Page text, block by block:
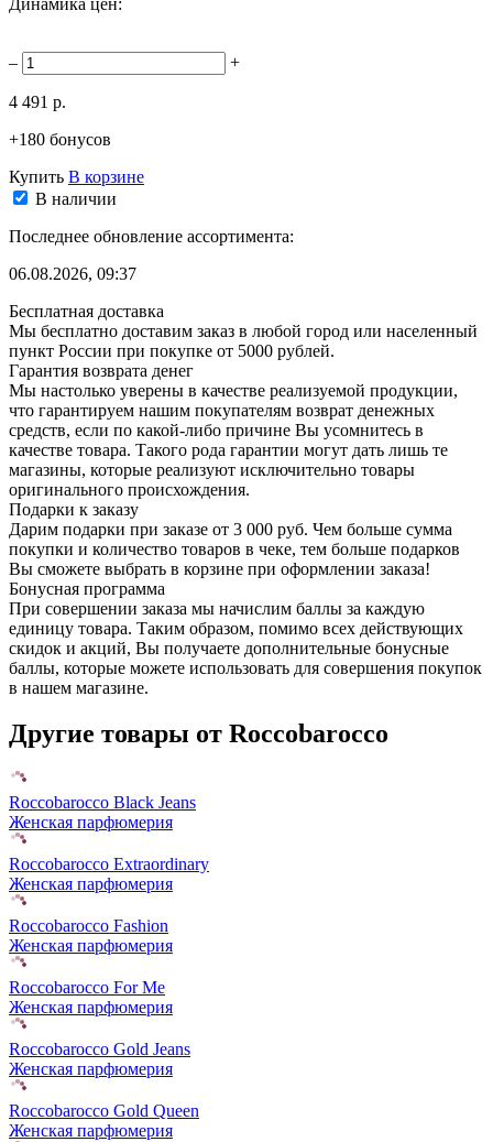
– +
4 491 р.
+180 бонусов
Купить В корзине
В наличии
Последнее обновление ассортимента:
06.08.2026, 09:37
Бесплатная доставка
Мы бесплатно доставим заказ в любой город или населенный
пункт России при покупке от 5000 рублей.
Гарантия возврата денег
Мы настолько уверены в качестве реализуемой продукции,
что гарантируем нашим покупателям возврат денежных
средств, если по какой-либо причине Вы усомнитесь в
качестве товара. Такого рода гарантии могут дать лишь те
магазины, которые реализуют исключительно товары
оригинального происхождения.
Подарки к заказу
Дарим подарки при заказе от 3 000 руб. Чем больше сумма
покупки и количество товаров в чеке, тем больше подарков
Вы сможете выбрать в корзине при оформлении заказа!
Бонусная программа
При совершении заказа мы начислим баллы за каждую
единицу товара. Таким образом, помимо всех действующих
скидок и акций, Вы получаете дополнительные бонусные
баллы, которые можете использовать для совершения покупок
в нашем магазине.
Другие товары от Roccobarocco
Roccobarocco Black Jeans
Женская парфюмерия
Roccobarocco Extraordinary
Женская парфюмерия
Roccobarocco Fashion
Женская парфюмерия
Roccobarocco For Me
Женская парфюмерия
Roccobarocco Gold Jeans
Женская парфюмерия
Roccobarocco Gold Queen
Женская парфюмерия